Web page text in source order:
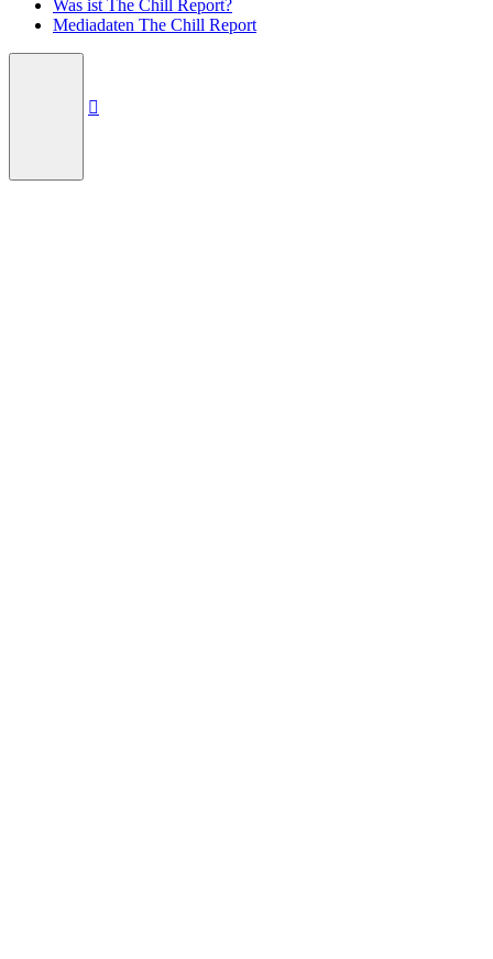
Was ist The Chill Report?
Mediadaten The Chill Report